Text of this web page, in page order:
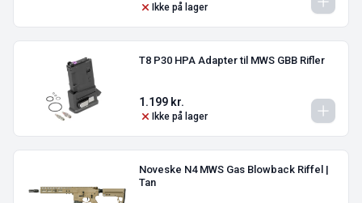
Ikke på lager
T8 P30 HPA Adapter til MWS GBB Rifler
1.199 kr.
Ikke på lager
Noveske N4 MWS Gas Blowback Riffel |
Tan